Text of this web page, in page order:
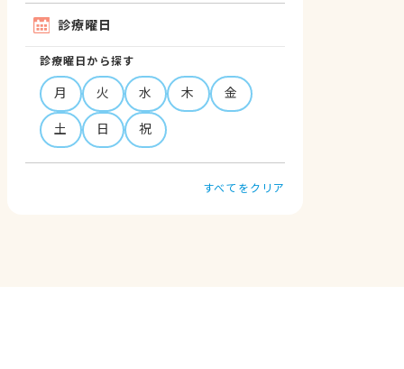
診療曜日
診療曜日から探す
月 火 水 木
金
土
日 祝
すべてをクリア